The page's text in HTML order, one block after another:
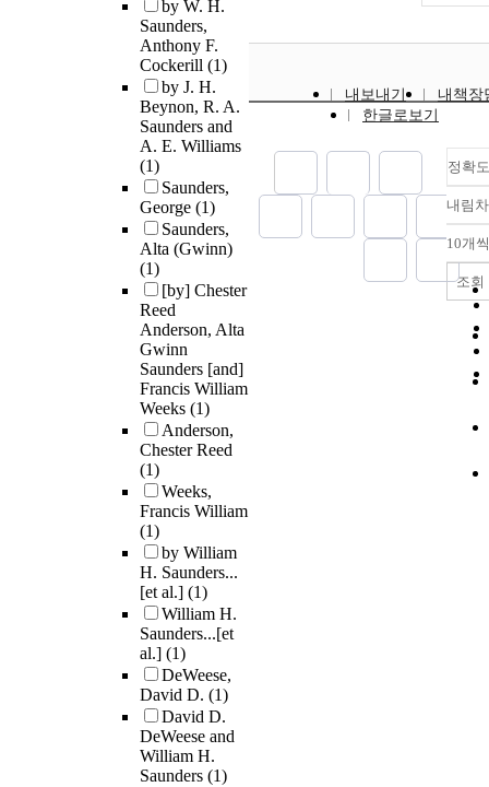
by W. H.
Saunders,
Anthony F.
Cockerill (1)
by J. H.
Beynon, R. A.
Saunders and
A. E. Williams
(1)
Saunders,
George (1)
Saunders,
Alta (Gwinn)
(1)
[by] Chester
Reed
Anderson, Alta
Gwinn
Saunders [and]
Francis William
Weeks (1)
Anderson,
Chester Reed
(1)
Weeks,
Francis William
(1)
by William
H. Saunders...
[et al.] (1)
William H.
Saunders...[et
al.] (1)
DeWeese,
David D. (1)
David D.
DeWeese and
William H.
Saunders (1)
내보내기
내책장
한글로보기
정확
내림
10개
조회